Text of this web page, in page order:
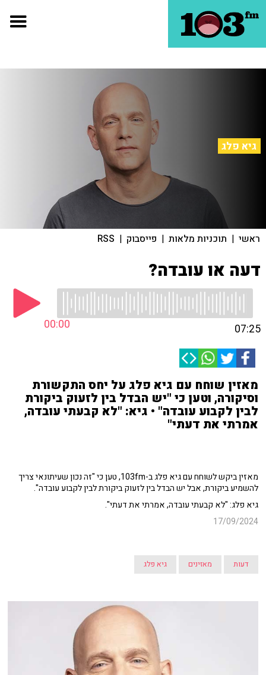
גיא פלג
ראשי | תוכניות מלאות | פייסבוק |
RSS
דעה או עובדה?
00:00 07:25
מאזין שוחח עם גיא פלג על יחס התקשורת
וסיקורה, וטען כי "יש הבדל בין לזעוק ביקורת
לבין לקבוע עובדה" • גיא: "לא קבעתי עובדה,
אמרתי את דעתי"
מאזין ביקש לשוחח עם גיא פלג ב-103fm, טען כי "זה נכון שעיתונאי צריך
להשמיע ביקורת, אבל יש הבדל בין לזעוק ביקורת לבין לקבוע עובדה".
גיא פלג: "לא קבעתי עובדה, אמרתי את דעתי".
17/09/2024
דעות מאזינים גיא פלג